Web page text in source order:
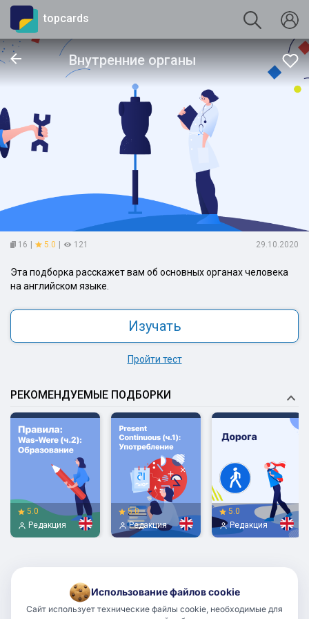
topcards
Внутренние органы
16 5.0 121 29.10.2020
Эта подборка расскажет вам об основных органах человека
на английском языке.
Изучать
Пройти тест
РЕКОМЕНДУЕМЫЕ ПОДБОРКИ
5.0
Редакция
5.0
Редакция
5.0
Редакция
Использование файлов cookie
Сайт использует технические файлы cookie, необходимые для